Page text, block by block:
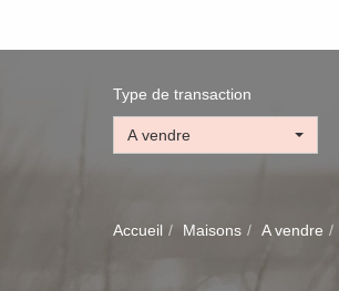
Type de transaction
A vendre
Accueil Maisons A vendre